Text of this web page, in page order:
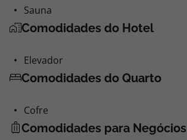
Sauna
Comodidades do Hotel
Elevador
Comodidades do Quarto
Cofre
Comodidades para Negócios